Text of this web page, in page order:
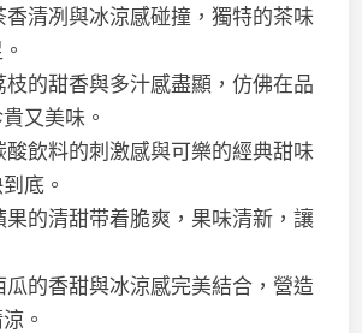
香清冽與冰涼感碰撞，獨特的茶味
枝的甜香與多汁感盡顯，仿佛在品
又美味。
酸飲料的刺激感與可樂的經典甜味
底。
果的清甜带着脆爽，果味清新，讓
瓜的香甜與冰涼感完美結合，營造
。